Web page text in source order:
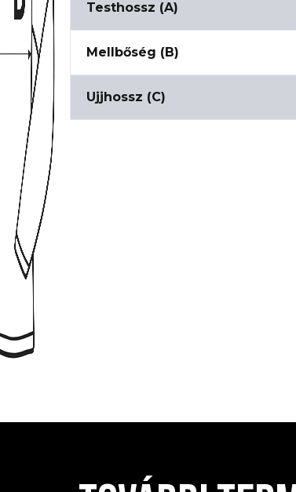
Testhossz (A)
Mellbőség (B)
Ujjhossz (C)